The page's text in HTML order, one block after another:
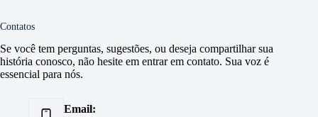
Contatos
Se você tem perguntas, sugestões, ou deseja compartilhar sua
história conosco, não hesite em entrar em contato. Sua voz é
essencial para nós.
Email: